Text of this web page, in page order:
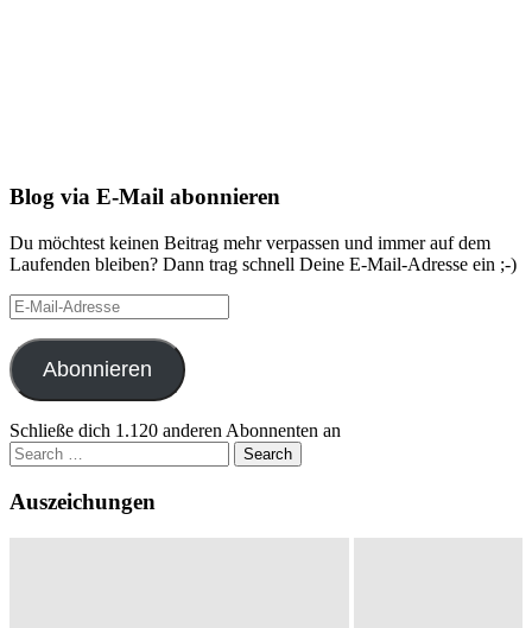
Blog via E-Mail abonnieren
Du möchtest keinen Beitrag mehr verpassen und immer auf dem
Laufenden bleiben? Dann trag schnell Deine E-Mail-Adresse ein ;-)
E-
Mail-
Adresse
Abonnieren
Schließe dich 1.120 anderen Abonnenten an
Search
for:
Auszeichungen